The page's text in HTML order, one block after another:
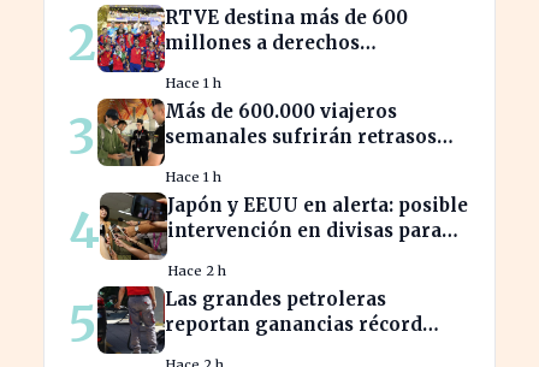
2
RTVE destina más de 600
millones a derechos
programación futura
Hace 1 h
3
Más de 600.000 viajeros
semanales sufrirán retrasos
Italia
Hace 1 h
4
Japón y EEUU en alerta: posible
intervención en divisas para
Hace 2 h
5
Las grandes petroleras
reportan ganancias récord